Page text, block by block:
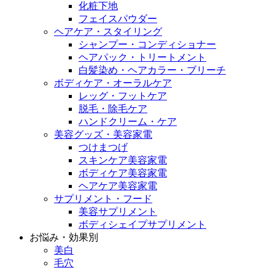
化粧下地
フェイスパウダー
ヘアケア・スタイリング
シャンプー・コンディショナー
ヘアパック・トリートメント
白髪染め・ヘアカラー・ブリーチ
ボディケア・オーラルケア
レッグ・フットケア
脱毛・除毛ケア
ハンドクリーム・ケア
美容グッズ・美容家電
つけまつげ
スキンケア美容家電
ボディケア美容家電
ヘアケア美容家電
サプリメント・フード
美容サプリメント
ボディシェイプサプリメント
お悩み・効果別
美白
毛穴